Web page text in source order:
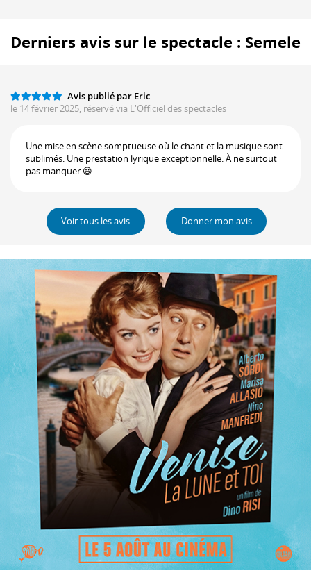
Derniers avis sur le spectacle : Semele
Avis publié par Eric
le 14 février 2025, réservé via L'Officiel des spectacles
Une mise en scène somptueuse où le chant et la musique sont
sublimés. Une prestation lyrique exceptionnelle. À ne surtout
pas manquer 😃
Voir tous les avis Donner mon avis